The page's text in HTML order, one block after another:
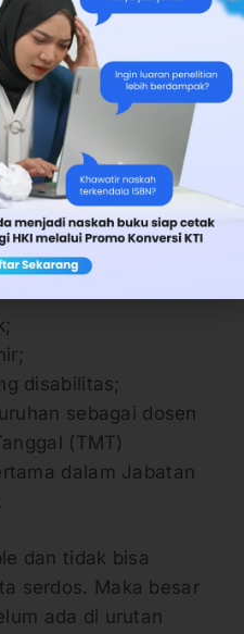
homebase dosen
dosen yang bisa
serdos. Sehingga
eligible, perlu
sesuai ketentuan
pemeringkatan
pemeringkatan
4. Yaitu:
disabilitas;
sebagai dosen
(TMT)
dalam Jabatan
dan tidak bisa
serdos. Maka besar
ada di urutan